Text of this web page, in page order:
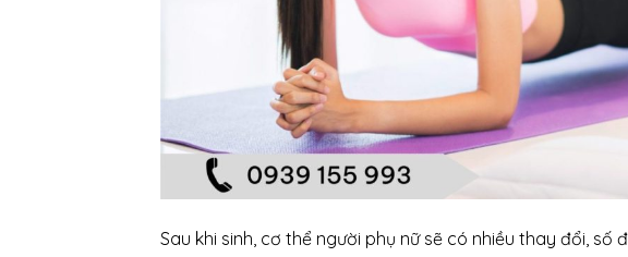
Sau khi sinh, cơ thể người phụ nữ sẽ có nhiều thay đổi, số